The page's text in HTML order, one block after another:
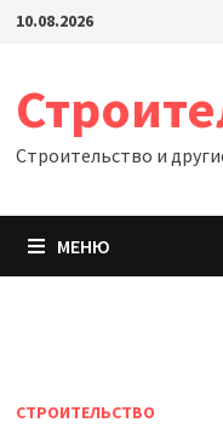
Перейти
10.08.2026
Строительство и
МЕНЮ
СТРОИТЕЛЬСТВО